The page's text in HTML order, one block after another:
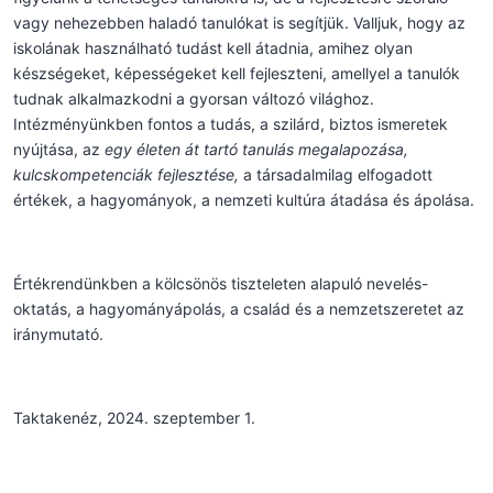
vagy nehezebben haladó tanulókat is segítjük. Valljuk, hogy az
iskolának használható tudást kell átadnia, amihez olyan
készségeket, képességeket kell fejleszteni, amellyel a tanulók
tudnak alkalmazkodni a gyorsan változó világhoz.
Intézményünkben fontos a tudás, a szilárd, biztos ismeretek
nyújtása, az egy életen át tartó tanulás megalapozása,
kulcskompetenciák fejlesztése, a társadalmilag elfogadott
értékek, a hagyományok, a nemzeti kultúra átadása és ápolása.
Értékrendünkben a kölcsönös tiszteleten alapuló nevelés-
oktatás, a hagyományápolás, a család és a nemzetszeretet az
iránymutató.
Taktakenéz, 2024. szeptember 1.